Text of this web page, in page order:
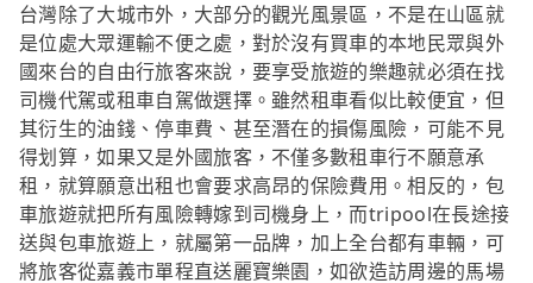
台灣除了大城市外，大部分的觀光風景區，不是在山區就
是位處大眾運輸不便之處，對於沒有買車的本地民眾與外
國來台的自由行旅客來說，要享受旅遊的樂趣就必須在找
司機代駕或租車自駕做選擇。雖然租車看似比較便宜，但
其衍生的油錢、停車費、甚至潛在的損傷風險，可能不見
得划算，如果又是外國旅客，不僅多數租車行不願意承
租，就算願意出租也會要求高昂的保險費用。相反的，包
車旅遊就把所有風險轉嫁到司機身上，而tripool在長途接
送與包車旅遊上，就屬第一品牌，加上全台都有車輛，可
將旅客從嘉義市單程直送麗寶樂園，如欲造訪周邊的馬場